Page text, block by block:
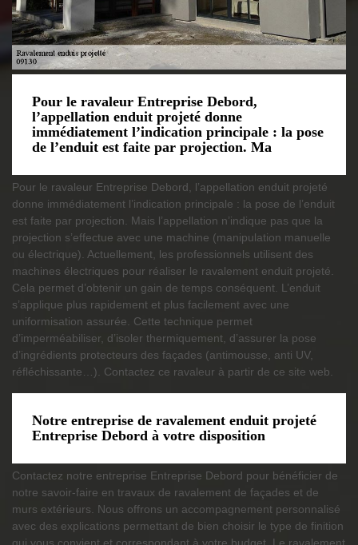
Pour le ravaleur Entreprise Debord,
l’appellation enduit projeté donne
immédiatement l’indication principale : la pose
de l’enduit est faite par projection. Ma
Pour le ravaleur Entreprise Debord, l’appellation enduit projeté
donne immédiatement l’indication principale : la pose de l’enduit
est faite par projection. Mais l’appellation n’indique pas que la
projection s’effectue avec une machine (manipulation manuelle
ou électrique). Actuellement, les professionnels utilisent des
machines électriques pour réaliser le ravalement enduit projeté.
Cela permet d’obtenir un gain de temps conséquent. L’enduit
s’applique plus rapidement et plus facilement avec une
uniformisation assurée. Cette technique permet
d’imperméabiliser, d’isoler thermiquement, d’assurer la pose
d’ingrédients protecteurs des façades (antimousse, anti UV,
réfléchissante…). Contactez ce ravaleur à partir de ce site web.
Notre entreprise de ravalement enduit projeté
Entreprise Debord à votre disposition
Contactez notre entreprise Entreprise Debord pour bénéficier de
notre savoir-faire en travaux de ravalement de façades et de
murs extérieurs. Nous offrons un accompagnement personnalisé
avec des explications permettant de bien choisir le type de finition
qui vous convient et correspondant à votre budget. Le ravalement